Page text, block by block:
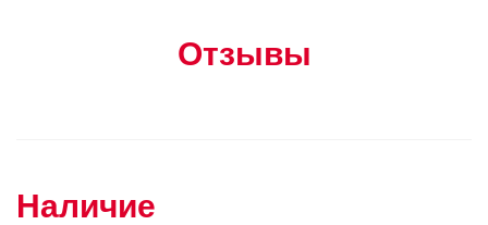
Отзывы
Наличие